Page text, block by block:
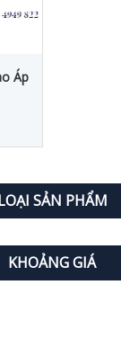
Áp
SẢN PHẨM
KHOẢNG GIÁ